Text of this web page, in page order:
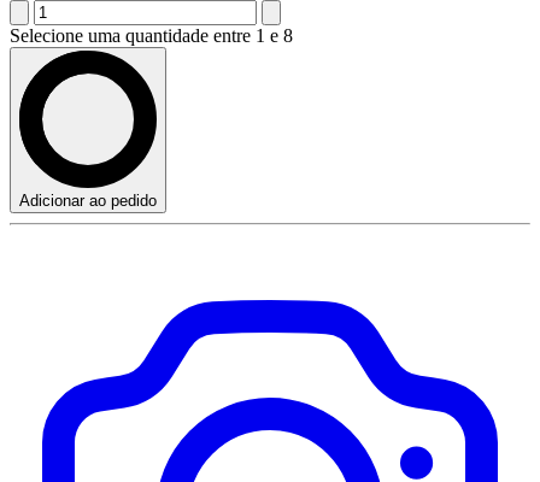
Selecione uma quantidade entre 1 e 8
Adicionar ao pedido